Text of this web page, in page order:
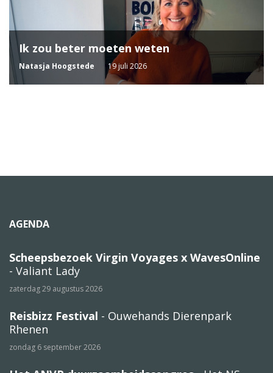
Ik zou beter moeten weten
Natasja Hoogstede 19 juli 2026
AGENDA
Scheepsbezoek Virgin Voyages x WavesOnline
- Valiant Lady
zaterdag 29 augustus 2026
Reisbizz Festival - Ouwehands Dierenpark
Rhenen
zondag 6 september 2026